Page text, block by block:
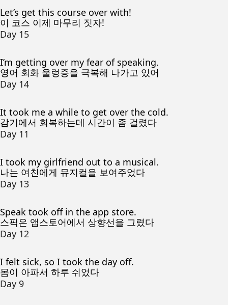
Let’s get this course over with!
이 코스 이제 마무리 짓자!
Day 15
I’m getting over my fear of speaking.
영어 회화 울렁증을 극복해 나가고 있어
Day 14
It took me a while to get over the cold.
감기에서 회복하는데 시간이 좀 걸렸다
Day 11
I took my girlfriend out to a musical.
나는 여친에게 뮤지컬을 보여주었다
Day 13
Speak took off in the app store.
스픽은 앱스토어에서 상향선을 그렸다
Day 12
I felt sick, so I took the day off.
몸이 아파서 하루 쉬었다
Day 9